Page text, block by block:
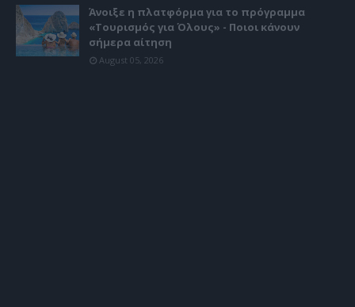
Άνοιξε η πλατφόρμα για το πρόγραμμα
«Τουρισμός για Όλους» - Ποιοι κάνουν
σήμερα αίτηση
August 05, 2026